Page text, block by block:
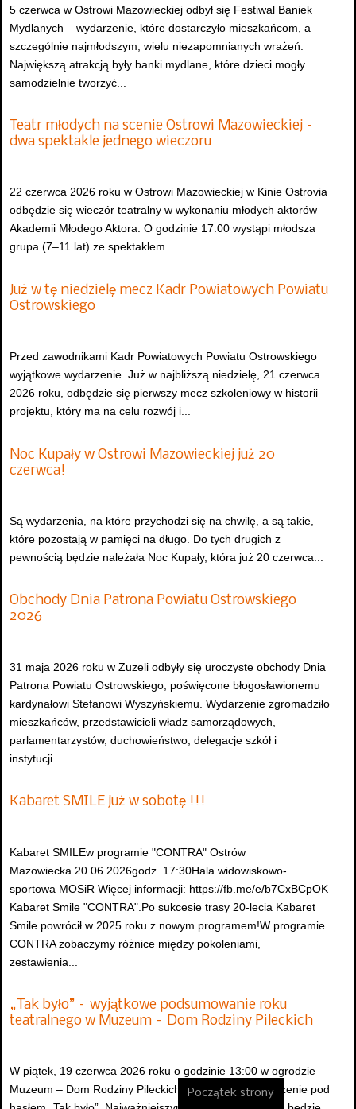
5 czerwca w Ostrowi Mazowieckiej odbył się Festiwal Baniek
Mydlanych – wydarzenie, które dostarczyło mieszkańcom, a
szczególnie najmłodszym, wielu niezapomnianych wrażeń.
Największą atrakcją były banki mydlane, które dzieci mogły
samodzielnie tworzyć...
Teatr młodych na scenie Ostrowi Mazowieckiej –
dwa spektakle jednego wieczoru
22 czerwca 2026 roku w Ostrowi Mazowieckiej w Kinie Ostrovia
odbędzie się wieczór teatralny w wykonaniu młodych aktorów
Akademii Młodego Aktora. O godzinie 17:00 wystąpi młodsza
grupa (7–11 lat) ze spektaklem...
Już w tę niedzielę mecz Kadr Powiatowych Powiatu
Ostrowskiego
Przed zawodnikami Kadr Powiatowych Powiatu Ostrowskiego
wyjątkowe wydarzenie. Już w najbliższą niedzielę, 21 czerwca
2026 roku, odbędzie się pierwszy mecz szkoleniowy w historii
projektu, który ma na celu rozwój i...
Noc Kupały w Ostrowi Mazowieckiej już 20
czerwca!
Są wydarzenia, na które przychodzi się na chwilę, a są takie,
które pozostają w pamięci na długo. Do tych drugich z
pewnością będzie należała Noc Kupały, która już 20 czerwca...
Obchody Dnia Patrona Powiatu Ostrowskiego
2026
31 maja 2026 roku w Zuzeli odbyły się uroczyste obchody Dnia
Patrona Powiatu Ostrowskiego, poświęcone błogosławionemu
kardynałowi Stefanowi Wyszyńskiemu. Wydarzenie zgromadziło
mieszkańców, przedstawicieli władz samorządowych,
parlamentarzystów, duchowieństwo, delegacje szkół i
instytucji...
Kabaret SMILE już w sobotę !!!
Kabaret SMILEw programie "CONTRA" Ostrów
Mazowiecka 20.06.2026godz. 17:30Hala widowiskowo-
sportowa MOSiR Więcej informacji: https://fb.me/e/b7CxBCpOK
Kabaret Smile "CONTRA".Po sukcesie trasy 20-lecia Kabaret
Smile powrócił w 2025 roku z nowym programem!W programie
CONTRA zobaczymy różnice między pokoleniami,
zestawienia...
„Tak było” – wyjątkowe podsumowanie roku
teatralnego w Muzeum – Dom Rodziny Pileckich
W piątek, 19 czerwca 2026 roku o godzinie 13:00 w ogrodzie
Muzeum – Dom Rodziny Pileckich odbędzie się wydarzenie pod
Początek strony